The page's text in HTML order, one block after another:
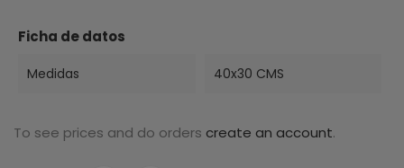
Ficha de datos
Medidas 40x30 CMS
To see prices and do orders create an account.